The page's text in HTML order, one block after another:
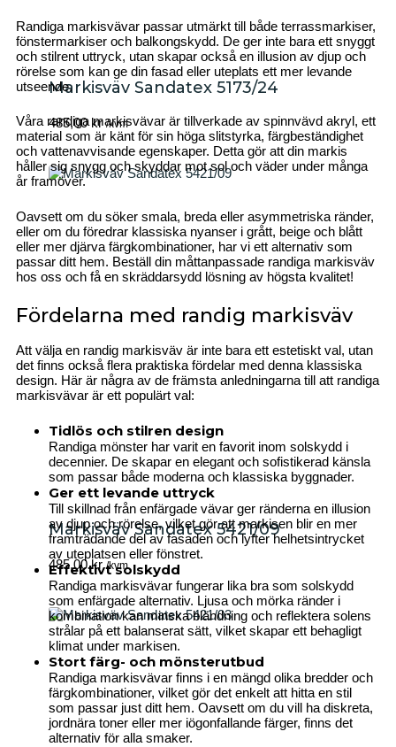
Markisväv Sandatex 5173/24
485,00kr /kvm
Markisväv Sandatex 5421/09
485,00kr /kvm
Randiga markisvävar passar utmärkt till både terrassmarkiser,
fönstermarkiser och balkongskydd. De ger inte bara ett snyggt
och stilrent uttryck, utan skapar också en illusion av djup och
rörelse som kan ge din fasad eller uteplats ett mer levande
utseende.
Våra randiga markisvävar är tillverkade av spinnvävd akryl, ett
material som är känt för sin höga slitstyrka, färgbeständighet
och vattenavvisande egenskaper. Detta gör att din markis
håller sig snygg och skyddar mot sol och väder under många
år framöver.
Oavsett om du söker smala, breda eller asymmetriska ränder,
eller om du föredrar klassiska nyanser i grått, beige och blått
eller mer djärva färgkombinationer, har vi ett alternativ som
passar ditt hem. Beställ din måttanpassade randiga markisväv
hos oss och få en skräddarsydd lösning av högsta kvalitet!
Fördelarna med randig markisväv
Att välja en randig markisväv är inte bara ett estetiskt val, utan
det finns också flera praktiska fördelar med denna klassiska
design. Här är några av de främsta anledningarna till att randiga
markisvävar är ett populärt val:
Tidlös och stilren design
Randiga mönster har varit en favorit inom solskydd i
decennier. De skapar en elegant och sofistikerad känsla
som passar både moderna och klassiska byggnader.
Ger ett levande uttryck
Till skillnad från enfärgade vävar ger ränderna en illusion
av djup och rörelse, vilket gör att markisen blir en mer
framträdande del av fasaden och lyfter helhetsintrycket
av uteplatsen eller fönstret.
Effektivt solskydd
Randiga markisvävar fungerar lika bra som solskydd
som enfärgade alternativ. Ljusa och mörka ränder i
kombination kan minska bländning och reflektera solens
strålar på ett balanserat sätt, vilket skapar ett behagligt
klimat under markisen.
Stort färg- och mönsterutbud
Randiga markisvävar finns i en mängd olika bredder och
färgkombinationer, vilket gör det enkelt att hitta en stil
som passar just ditt hem. Oavsett om du vill ha diskreta,
jordnära toner eller mer iögonfallande färger, finns det
alternativ för alla smaker.